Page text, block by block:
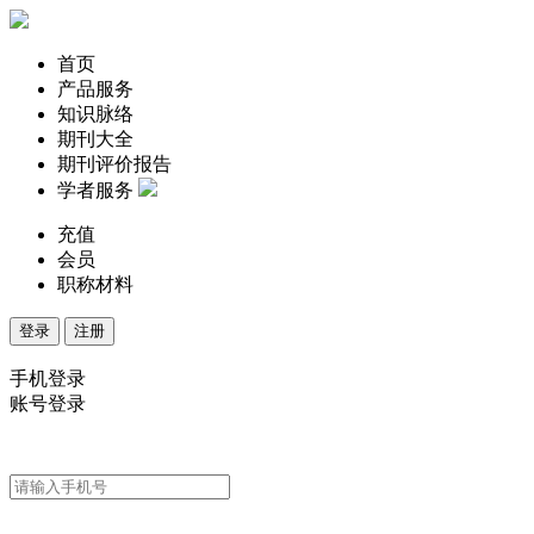
首页
产品服务
知识脉络
期刊大全
期刊评价报告
学者服务
充值
会员
职称材料
登录 注册
手机登录
账号登录